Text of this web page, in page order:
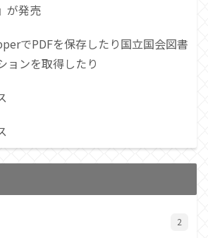
が発売
でPDFを保存したり国立国会図書
ョンを取得したり
2